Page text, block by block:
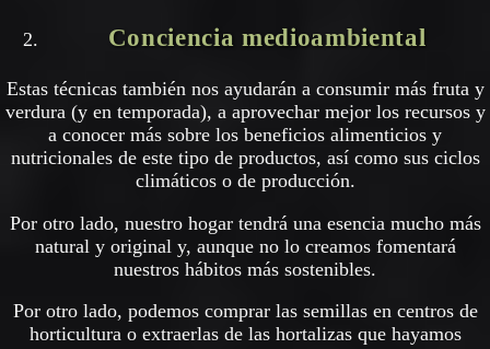
Conciencia medioambiental
Estas técnicas también nos ayudarán a consumir más fruta y
verdura (y en temporada), a aprovechar mejor los recursos y
a conocer más sobre los beneficios alimenticios y
nutricionales de este tipo de productos, así como sus ciclos
climáticos o de producción.
Por otro lado, nuestro hogar tendrá una esencia mucho más
natural y original y, aunque no lo creamos fomentará
nuestros hábitos más sostenibles.
Por otro lado, podemos comprar las semillas en centros de
horticultura o extraerlas de las hortalizas que hayamos